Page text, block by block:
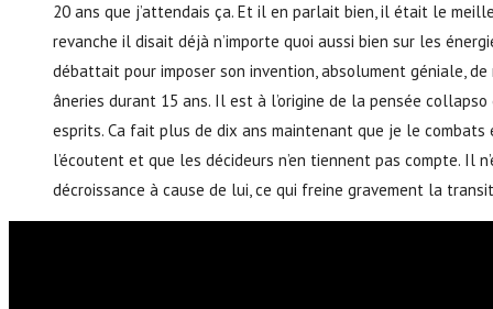
20 ans que j’attendais ça. Et il en parlait bien, il était le
revanche il disait déjà n’importe quoi aussi bien sur les
débattait pour imposer son invention, absolument géniale,
âneries durant 15 ans. Il est à l’origine de la pensée
esprits. Ca fait plus de dix ans maintenant que je le combats
l’écoutent et que les décideurs n’en tiennent pas compte.
décroissance à cause de lui, ce qui freine gravement la